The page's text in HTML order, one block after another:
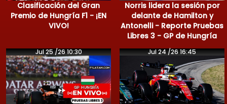
Clasificación del Gran
Premio de Hungría F1 - ¡EN
VIVO!
Norris lidera la sesión por
delante de Hamilton y
Antonelli - Reporte Pruebas
Libres 3 - GP de Hungría
Jul 25 /26 10:30 Jul 24 /26 16:45